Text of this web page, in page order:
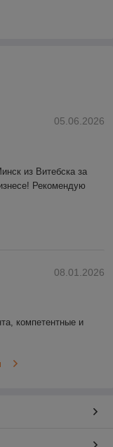
05.06.2026
из Витебска за
Рекомендую
08.01.2026
компетентные и